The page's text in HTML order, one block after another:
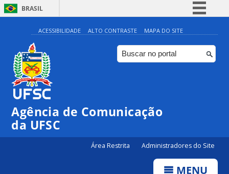
BRASIL
Simplifique!
Comunica BR
Participe
Canais
ACESSIBILIDADE ALTO CONTRASTE MAPA DO SITE
Agência de Comunicação
da UFSC
Área Restrita Administradores do Site
MENU